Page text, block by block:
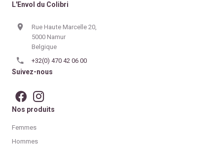
L'Envol du Colibri
Rue Haute Marcelle 20,
5000 Namur
Belgique
+32(0) 470 42 06 00
Suivez-nous
Nos produits
Femmes
Hommes